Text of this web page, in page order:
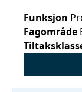
Funksjon
Fagområde